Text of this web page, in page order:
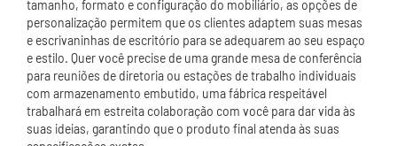
tamanho, formato e configuração do mobiliário, as opções de
personalização permitem que os clientes adaptem suas mesas
e escrivaninhas de escritório para se adequarem ao seu espaço
e estilo. Quer você precise de uma grande mesa de conferência
para reuniões de diretoria ou estações de trabalho individuais
com armazenamento embutido, uma fábrica respeitável
trabalhará em estreita colaboração com você para dar vida às
suas ideias, garantindo que o produto final atenda às suas